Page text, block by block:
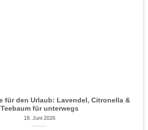
für den Urlaub: Lavendel, Citronella &
Teebaum für unterwegs
18. Juni 2026